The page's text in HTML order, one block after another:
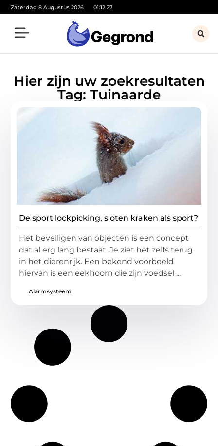
Zaterdag 8 Augustus 2026 01:12:27
Hier zijn uw zoekresultaten
Tag: Tuinaarde
De sport lockpicking, sloten kraken als sport?
Het beveiligen van objecten is een concept
dat al erg lang bestaat. Je ziet het zelfs terug
in het dierenrijk. Een bekend voorbeeld
hiervan is een eekhoorn die zijn voedsel ...
Alarmsysteem